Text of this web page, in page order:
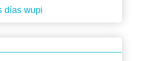
días wupi